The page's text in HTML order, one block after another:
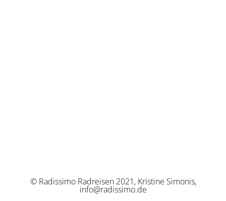
© Radissimo Radreisen 2021, Kristine Simonis,
info@radissimo.de